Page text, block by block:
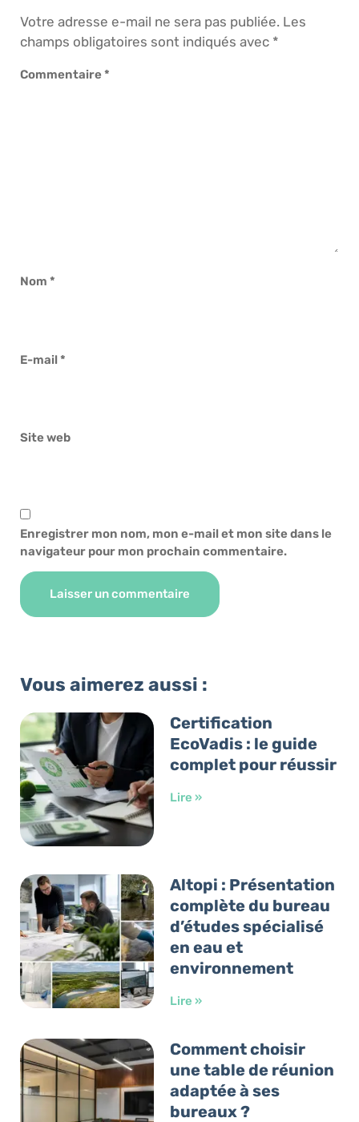
Votre adresse e-mail ne sera pas publiée. Les
champs obligatoires sont indiqués avec *
Commentaire*
Nom *
E-mail*
Site web
Enregistrer mon nom, mon e-mail et mon site dans le
navigateur pour mon prochain commentaire.
Vous aimerez aussi :
Certification
EcoVadis : le guide
complet pour réussir
Lire »
Altopi : Présentation
complète du bureau
d’études spécialisé
en eau et
environnement
Lire »
Comment choisir
une table de réunion
adaptée à ses
bureaux ?